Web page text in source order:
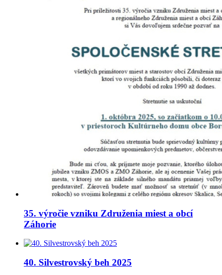
35. výročie vzniku Združenia miest a obcí
Záhorie
40. Silvestrovský beh 2025